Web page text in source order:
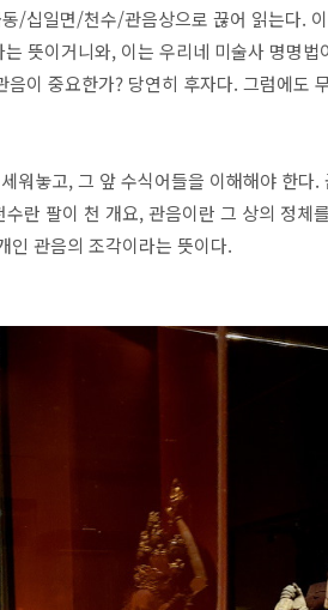
/십일면/천수/관음상으로 끊어 읽는다.
뜻이거니와, 이는 우리네 미술사 명명법
이 중요한가? 당연히 후자다. 그럼에도
워놓고, 그 앞 수식어들을 이해해야 한다.
란 팔이 천 개요, 관음이란 그 상의 정체
인 관음의 조각이라는 뜻이다.